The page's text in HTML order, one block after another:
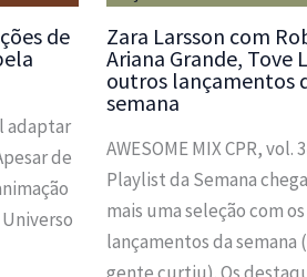
de
adaptar
de
Zara Larsson com
Ariana Grande, Tove
outros lançamentos
semana
AWESOME MIX CPR, vol.
Playlist da Semana
mais uma seleção com os
lançamentos da semana